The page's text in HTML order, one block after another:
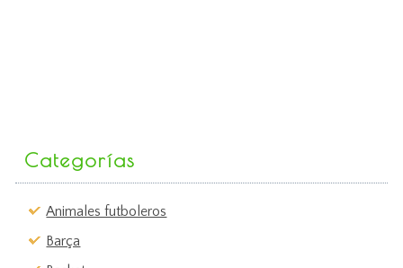
Categorías
Animales futboleros
Barça